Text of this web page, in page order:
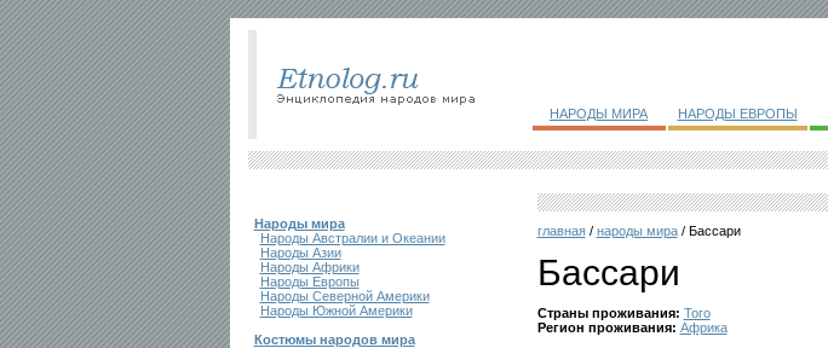
НАРОДЫ МИРА НАРОДЫ ЕВРОПЫ
Народы мира
Народы Австралии и Океании
Народы Азии
Народы Африки
Народы Европы
Народы Северной Америки
Народы Южной Америки
Костюмы народов мира
главная/ народы мира/ Бассари
Бассари
Страны проживания: Того
Регион проживания: Африка